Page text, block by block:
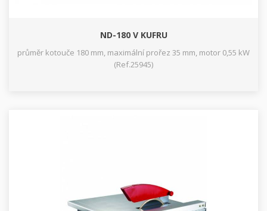
ND-180 V KUFRU
průměr kotouče 180 mm, maximální prořez 35 mm, motor 0,55 kW
(Ref.25945)